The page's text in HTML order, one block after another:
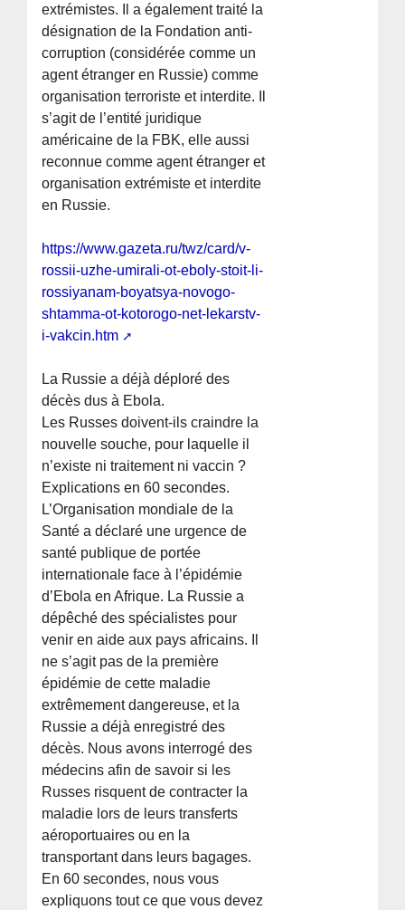
extrémistes. Il a également traité la
désignation de la Fondation anti-
corruption (considérée comme un
agent étranger en Russie) comme
organisation terroriste et interdite. Il
s’agit de l’entité juridique
américaine de la FBK, elle aussi
reconnue comme agent étranger et
organisation extrémiste et interdite
en Russie.
https://www.gazeta.ru/twz/card/v-
rossii-uzhe-umirali-ot-eboly-stoit-li-
rossiyanam-boyatsya-novogo-
shtamma-ot-kotorogo-net-lekarstv-
i-vakcin.htm
La Russie a déjà déploré des
décès dus à Ebola.
Les Russes doivent-ils craindre la
nouvelle souche, pour laquelle il
n’existe ni traitement ni vaccin ?
Explications en 60 secondes.
L’Organisation mondiale de la
Santé a déclaré une urgence de
santé publique de portée
internationale face à l’épidémie
d’Ebola en Afrique. La Russie a
dépêché des spécialistes pour
venir en aide aux pays africains. Il
ne s’agit pas de la première
épidémie de cette maladie
extrêmement dangereuse, et la
Russie a déjà enregistré des
décès. Nous avons interrogé des
médecins afin de savoir si les
Russes risquent de contracter la
maladie lors de leurs transferts
aéroportuaires ou en la
transportant dans leurs bagages.
En 60 secondes, nous vous
expliquons tout ce que vous devez